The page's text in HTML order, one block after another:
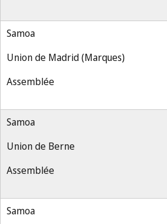
Samoa
Union de Madrid (Marques)
Assemblée
Samoa
Union de Berne
Assemblée
Samoa